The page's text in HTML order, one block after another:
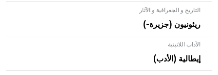
التاريخ و الجغرافية و الآثار
ريئونيون (جزيرة-)
الآداب اللاتينية
إيطالية (الأدب)